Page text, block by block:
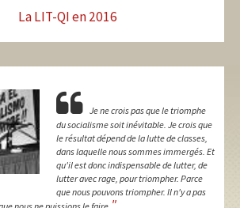
La LIT-QI en 2016
Je ne crois pas que le triomphe
du socialisme soit inévitable. Je crois que
le résultat dépend de la lutte de classes,
dans laquelle nous sommes immergés. Et
qu'il est donc indispensable de lutter, de
lutter avec rage, pour triompher. Parce
que nous pouvons triompher. Il n'y a pas